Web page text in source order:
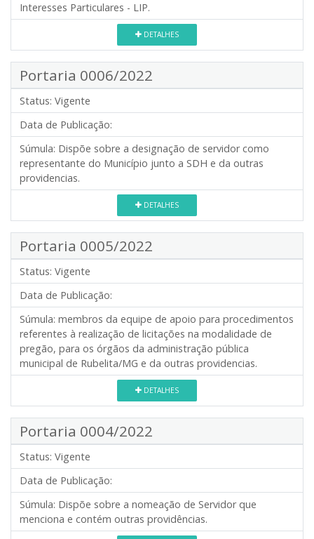
Interesses Particulares - LIP.
DETALHES
Portaria 0006/2022
Status: Vigente
Data de Publicação:
Súmula: Dispõe sobre a designação de servidor como
representante do Município junto a SDH e da outras
providencias.
DETALHES
Portaria 0005/2022
Status: Vigente
Data de Publicação:
Súmula: membros da equipe de apoio para procedimentos
referentes à realização de licitações na modalidade de
pregão, para os órgãos da administração pública
municipal de Rubelita/MG e da outras providencias.
DETALHES
Portaria 0004/2022
Status: Vigente
Data de Publicação:
Súmula: Dispõe sobre a nomeação de Servidor que
menciona e contém outras providências.